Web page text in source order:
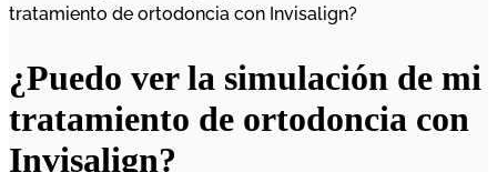
tratamiento de ortodoncia con Invisalign?
¿Puedo ver la simulación de mi
tratamiento de ortodoncia con
Invisalign?